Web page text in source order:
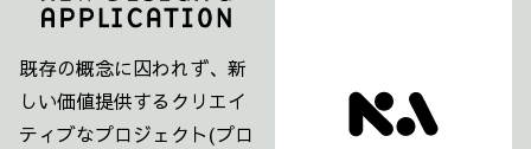
既存の概念に囚われず、新
しい価値提供するクリエイ
ティブなプロジェクト(プロ